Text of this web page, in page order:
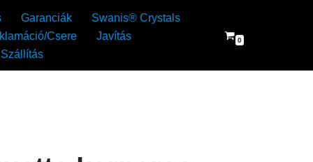
Garanciák
Swanis® Crystals
Csere
Javítás
Szállítás
0